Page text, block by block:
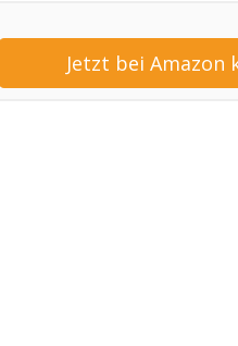
Jetzt bei Amazon